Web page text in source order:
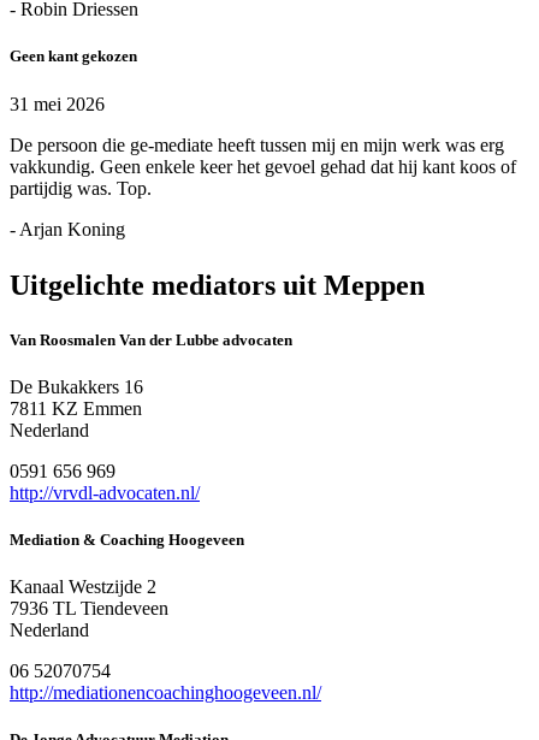
- Robin Driessen
Geen kant gekozen
31 mei 2026
De persoon die ge-mediate heeft tussen mij en mijn werk was erg
vakkundig. Geen enkele keer het gevoel gehad dat hij kant koos of
partijdig was. Top.
- Arjan Koning
Uitgelichte mediators uit Meppen
Van Roosmalen Van der Lubbe advocaten
De Bukakkers 16
7811 KZ Emmen
Nederland
0591 656 969
http://vrvdl-advocaten.nl/
Mediation & Coaching Hoogeveen
Kanaal Westzijde 2
7936 TL Tiendeveen
Nederland
06 52070754
http://mediationencoachinghoogeveen.nl/